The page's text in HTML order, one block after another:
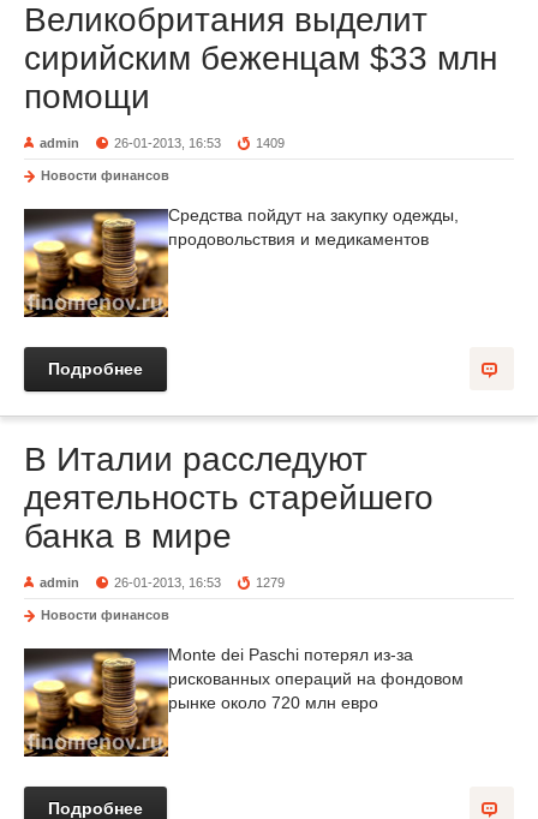
Великобритания выделит
сирийским беженцам $33 млн
помощи
admin 26-01-2013, 16:53 1409
Новости финансов
Средства пойдут на закупку одежды,
продовольствия и медикаментов
Подробнее
В Италии расследуют
деятельность старейшего
банка в мире
admin 26-01-2013, 16:53 1279
Новости финансов
Monte dei Paschi потерял из-за
рискованных операций на фондовом
рынке около 720 млн евро
Подробнее